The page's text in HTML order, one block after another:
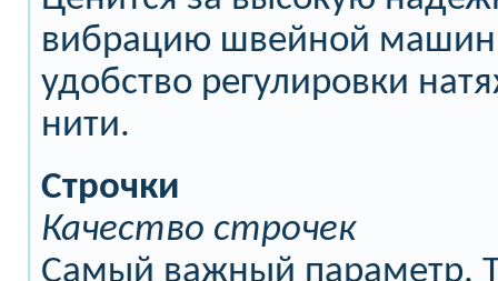
вибрацию швейной
удобство регулировки
нити.
Строчки
Качество строчек
Самый важный параметр.